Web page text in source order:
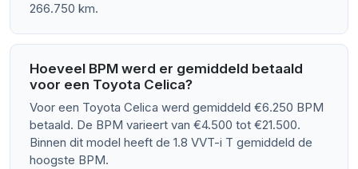
266.750 km.
Hoeveel BPM werd er gemiddeld betaald
voor een Toyota Celica?
Voor een Toyota Celica werd gemiddeld €6.250 BPM
betaald. De BPM varieert van €4.500 tot €21.500.
Binnen dit model heeft de 1.8 VVT-i T gemiddeld de
hoogste BPM.